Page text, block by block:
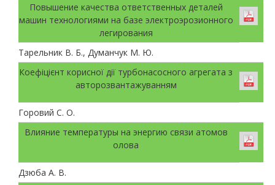
Повышение качества ответственных деталей
машин технологиями на базе электроэрозионного
легирования
Тарельник В. Б., Думанчук М. Ю.
Коефіцієнт корисної дії турбонасосного агрегата з
авторозвантажуванням
Горовий С. О.
Влияние температуры на энергию связи атомов
олова
Дзюба А. В.